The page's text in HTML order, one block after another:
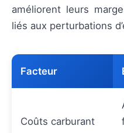
améliorent leurs
liés aux perturbations
Facteur
Coûts carburant